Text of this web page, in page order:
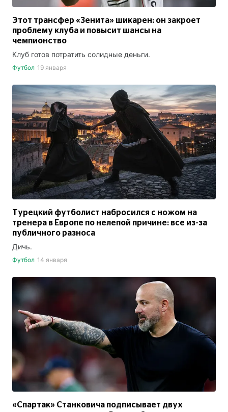
Этот трансфер «Зенита» шикарен: он закроет
проблему клуба и повысит шансы на
чемпионство
Клуб готов потратить солидные деньги.
Футбол 19 января
Турецкий футболист набросился с ножом на
тренера в Европе по нелепой причине: все из-за
публичного разноса
Дичь.
Футбол 14 января
«Спартак» Станковича подписывает двух